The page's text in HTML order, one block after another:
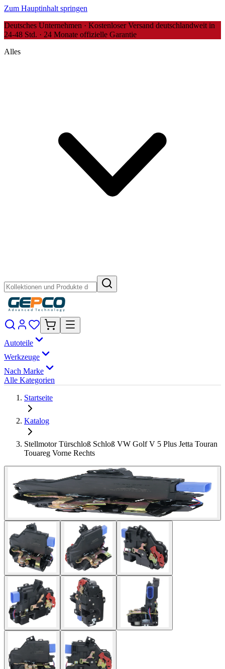
Zum Hauptinhalt springen
Deutsches Unternehmen · Kostenloser Versand deutschlandweit in
24-48 Std. · 24 Monate offizielle Garantie
Alles
Autoteile
Werkzeuge
Nach Marke
Alle Kategorien
Startseite
Katalog
Stellmotor Türschloß Schloß VW Golf V 5 Plus Jetta Touran
Touareg Vorne Rechts